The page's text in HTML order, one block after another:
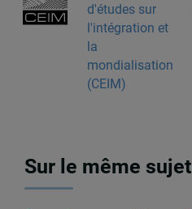
d'études sur
l'intégration et
la
mondialisation
(CEIM)
Sur le même sujet